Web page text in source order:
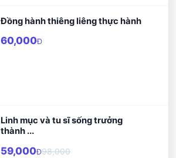
Đồng hành thiêng liêng thực hành
60,000Đ
Linh mục và tu sĩ sống trưởng
thành ...
59,000Đ98,000